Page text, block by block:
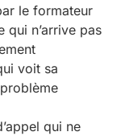
le formateur
qui n’arrive pas
voit sa
qui ne